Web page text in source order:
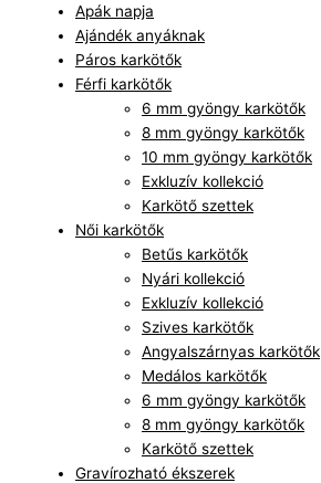
Apák napja
Ajándék anyáknak
Páros karkötők
Férfi karkötők
6 mm gyöngy karkötők
8 mm gyöngy karkötők
10 mm gyöngy karkötők
Exkluzív kollekció
Karkötő szettek
Női karkötők
Betűs karkötők
Nyári kollekció
Exkluzív kollekció
Szives karkötők
Angyalszárnyas karkötők
Medálos karkötők
6 mm gyöngy karkötők
8 mm gyöngy karkötők
Karkötő szettek
Gravírozható ékszerek